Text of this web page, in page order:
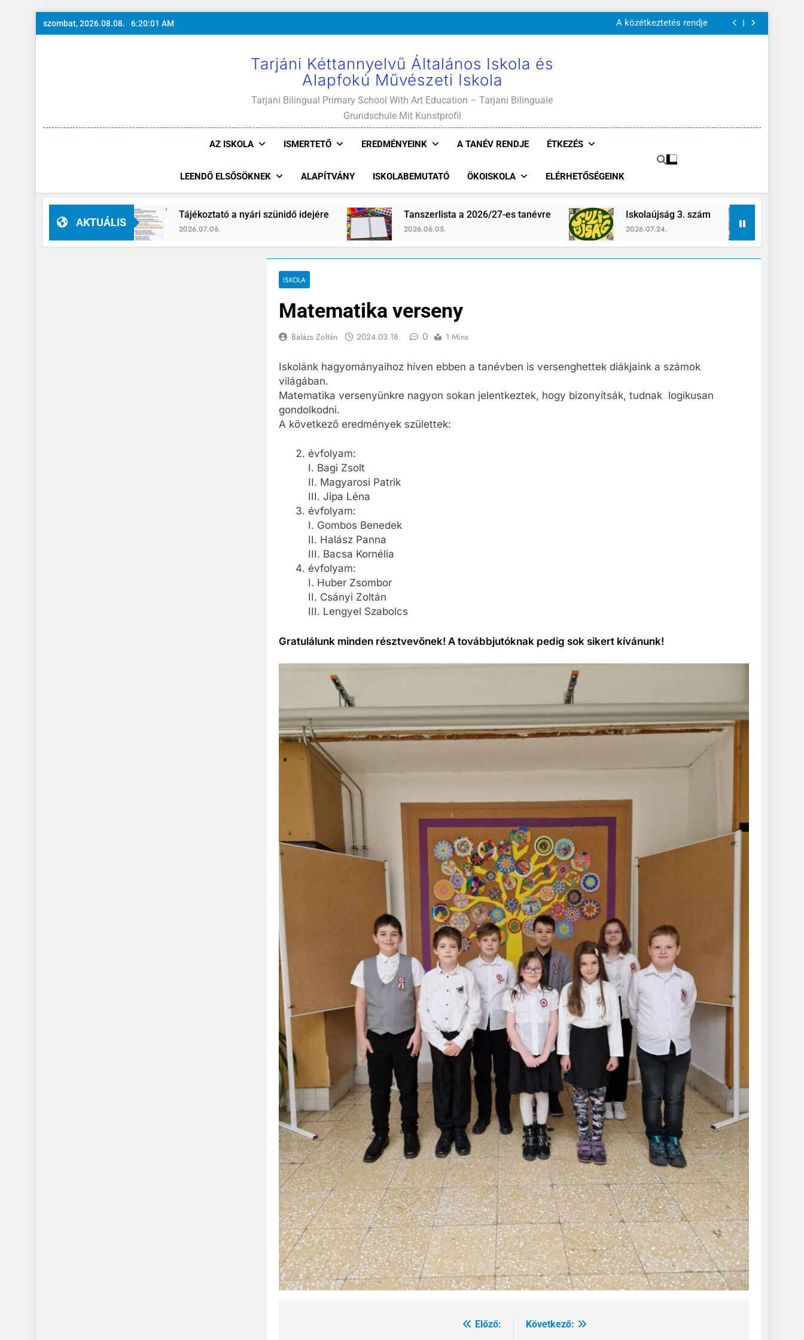
a
szombat, 2026.08.08. 6:20:02 AM
Szülői értekezletek 2026. május 04-14.
A közétkeztetés rendje
Kötelező és ajánlott olvasmányok
Tarjáni Kéttannyelvű Általános Iskola és
Alapfokú Művészeti Iskola
Tarjani Bilingual Primary School With Art Education – Tarjani Bilinguale
Grundschule Mit Kunstprofil
AZ ISKOLA ISMERTETŐ EREDMÉNYEINK A TANÉV RENDJE ÉTKEZÉS
LEENDŐ ELSŐSÖKNEK ALAPÍTVÁNY ISKOLABEMUTATÓ ÖKOISKOLA ELÉRHETŐSÉGEINK
AKTUÁLIS
Tájékoztató a nyári szünidő idejére
2026.07.06.
Tanszerlista a 2026/27-es tanévre
2026.06.05.
Iskolaújság 3. szám
2026.07.24.
Zánka-
2026.06.26.
ISKOLA
Matematika verseny
Balázs Zoltán 2024.03.18. 0 1 Mins
Iskolánk hagyományaihoz híven ebben a tanévben is versenghettek diákjaink a számok
világában.
Matematika versenyünkre nagyon sokan jelentkeztek, hogy bizonyítsák, tudnak logikusan
gondolkodni.
A következő eredmények születtek:
évfolyam:
I. Bagi Zsolt
II. Magyarosi Patrik
III. Jipa Léna
évfolyam:
I. Gombos Benedek
II. Halász Panna
III. Bacsa Kornélia
évfolyam:
I. Huber Zsombor
II. Csányi Zoltán
III. Lengyel Szabolcs
Gratulálunk minden résztvevőnek! A továbbjutóknak pedig sok sikert kívánunk!
Előző: Következő: